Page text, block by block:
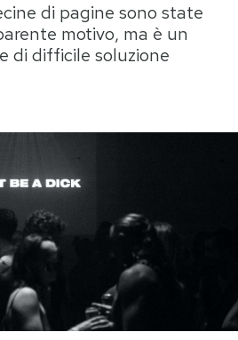
Media
Europa
di pagine sono state
motivo, ma è un
di difficile soluzione